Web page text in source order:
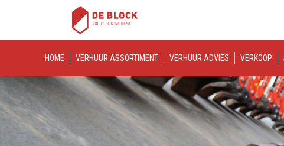
HOME VERHUUR ASSORTIMENT VERHUUR ADVIES VERKOOP